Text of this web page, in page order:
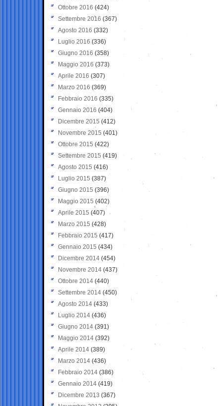
Ottobre 2016 (424)
Settembre 2016 (367)
Agosto 2016 (332)
Luglio 2016 (336)
Giugno 2016 (358)
Maggio 2016 (373)
Aprile 2016 (307)
Marzo 2016 (369)
Febbraio 2016 (335)
Gennaio 2016 (404)
Dicembre 2015 (412)
Novembre 2015 (401)
Ottobre 2015 (422)
Settembre 2015 (419)
Agosto 2015 (416)
Luglio 2015 (387)
Giugno 2015 (396)
Maggio 2015 (402)
Aprile 2015 (407)
Marzo 2015 (428)
Febbraio 2015 (417)
Gennaio 2015 (434)
Dicembre 2014 (454)
Novembre 2014 (437)
Ottobre 2014 (440)
Settembre 2014 (450)
Agosto 2014 (433)
Luglio 2014 (436)
Giugno 2014 (391)
Maggio 2014 (392)
Aprile 2014 (389)
Marzo 2014 (436)
Febbraio 2014 (386)
Gennaio 2014 (419)
Dicembre 2013 (367)